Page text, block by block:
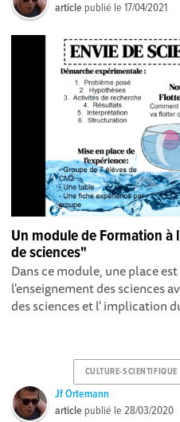
article publié le17/04/2021
Un module de Formation à
de sciences"
Dans ce module, une place
l'enseignement des sciences
des sciences et l' implication
CULTURE-SCIENTIFIQUE
Jf Ortemann
article publié le28/03/2020